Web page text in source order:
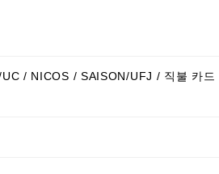
/ NICOS / SAISON/UFJ / 직불 카드